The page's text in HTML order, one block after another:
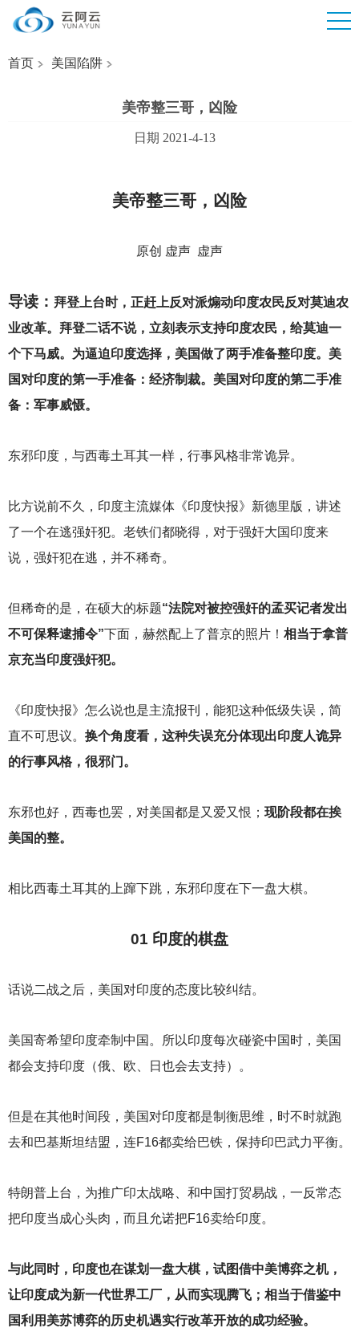
首页 美国陷阱
美帝整三哥，凶险
日期 2021-4-13
美帝整三哥，凶险
原创 虚声 虚声
导读： 拜登上台时，正赶上反对派煽动印度农民反对莫迪农
业改革。拜登二话不说，立刻表示支持印度农民，给莫迪一
个下马威。为逼迫印度选择，美国做了两手准备整印度。美
国对印度的第一手准备：经济制裁。美国对印度的第二手准
备：军事威慑。
东邪印度，与西毒土耳其一样，行事风格非常诡异。
比方说前不久，印度主流媒体《印度快报》新德里版，讲述
了一个在逃强奸犯。老铁们都晓得，对于强奸大国印度来
说，强奸犯在逃，并不稀奇。
但稀奇的是，在硕大的标题“法院对被控强奸的孟买记者发出
不可保释逮捕令”下面，赫然配上了普京的照片！ 相当于拿普
京充当印度强奸犯。
《印度快报》怎么说也是主流报刊，能犯这种低级失误，简
直不可思议。 换个角度看，这种失误充分体现出印度人诡异
的行事风格，很邪门。
东邪也好，西毒也罢，对美国都是又爱又恨； 现阶段都在挨
美国的整。
相比西毒土耳其的上蹿下跳，东邪印度在下一盘大棋。
01 印度的棋盘
话说二战之后，美国对印度的态度比较纠结。
美国寄希望印度牵制中国。所以印度每次碰瓷中国时，美国
都会支持印度（俄、欧、日也会去支持）。
但是在其他时间段，美国对印度都是制衡思维，时不时就跑
去和巴基斯坦结盟，连F16都卖给巴铁，保持印巴武力平衡。
特朗普上台，为推广印太战略、和中国打贸易战，一反常态
把印度当成心头肉，而且允诺把F16卖给印度。
与此同时，印度也在谋划一盘大棋，试图借中美博弈之机，
让印度成为新一代世界工厂，从而实现腾飞；相当于借鉴中
国利用美苏博弈的历史机遇实行改革开放的成功经验。